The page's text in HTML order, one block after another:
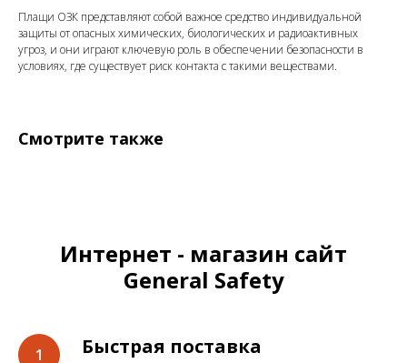
Плащи ОЗК представляют собой важное средство индивидуальной
защиты от опасных химических, биологических и радиоактивных
угроз, и они играют ключевую роль в обеспечении безопасности в
условиях, где существует риск контакта с такими веществами.
Смотрите также
Интернет - магазин сайт
General Safety
Быстрая поставка